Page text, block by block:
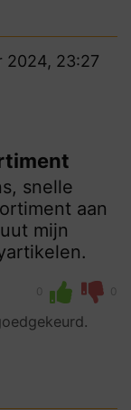
2024, 23:27
snelle
aan
mijn
0 0